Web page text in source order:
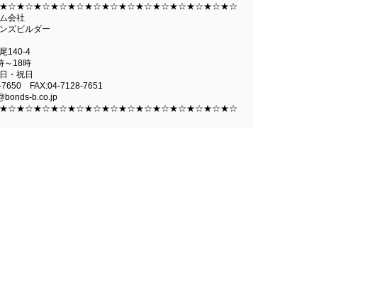
会社
ズビルダー
140-4
～18時
・祝日
7650 FAX:04-7128-7651
b.co.jp